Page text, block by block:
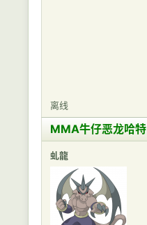
离线
MMA牛仔恶龙哈特
虬龍